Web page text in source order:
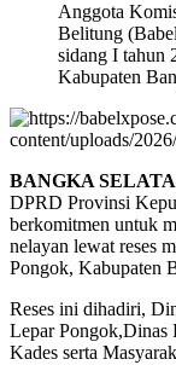
Anggota
Belitung
sidang I tahun
Kabupaten
BANGKA
DPRD Provinsi
berkomitmen untuk
nelayan lewat reses
Pongok, Kabupaten
Reses ini dihadiri,
Lepar Pongok,Dinas
Kades serta